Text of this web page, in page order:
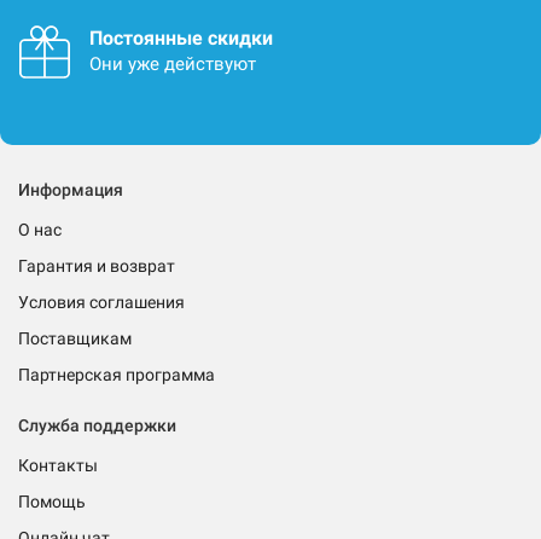
Постоянные скидки
Они уже действуют
Информация
О нас
Гарантия и возврат
Условия соглашения
Поставщикам
Партнерская программа
Служба поддержки
Контакты
Помощь